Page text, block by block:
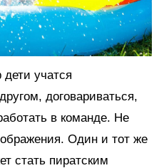
учатся
договариваться,
в команде. Не
Один и тот же
стать пиратским